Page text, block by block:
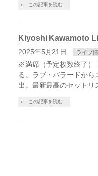
この記事を読む
Kiyoshi Kawamoto
2025年5月21日 ライブ
※満席（予定枚数終了）
る。ラブ・バラードか
出。最新最高のセットリ
この記事を読む